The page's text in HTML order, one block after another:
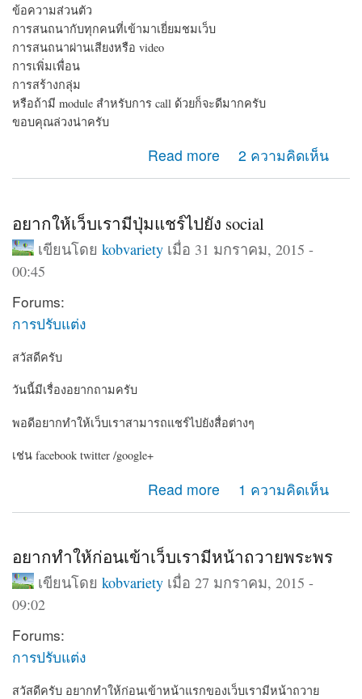
ข้อความส่วนตัว
การสนถนากับทุกคนที่เข้ามาเยี่ยมชมเว็บ
การสนถนาผ่านเสียงหรือ video
การเพิ่มเพื่อน
การสร้างกลุ่ม
หรือถ้ามี module สำหรับการ call ด้วยก็จะดีมากครับ
ขอบคุณล่วงน่าครับ
Read more 2 ความคิดเห็น
อยากให้เว็บเรามีปุ่มแชร์ไปยัง social
เขียนโดย kobvarietyเมื่อ 31 มกราคม, 2015 -
00:45
Forums:
การปรับแต่ง
สวัสดีครับ
วันนี้มีเรื่องอยากถามครับ
พอดีอยากทำให้เว็บเราสามารถแชร์ไปยังสื่อต่างๆ
เช่น facebook twitter /google+
Read more
about อยากให้เว็บเรามีปุ่มแชร์ไปยัง social1 ความคิดเห็น
อยากทำให้ก่อนเข้าเว็บเรามีหน้าถวายพระพร
เขียนโดย kobvarietyเมื่อ 27 มกราคม, 2015 -
09:02
Forums:
การปรับแต่ง
สวัสดีครับ อยากทำให้ก่อนเข้าหน้าแรกของเว็บเรามีหน้าถวาย